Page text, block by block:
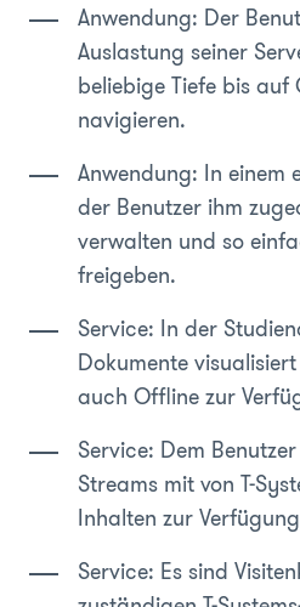
Anwendung: Der
Auslastung seiner
beliebige Tiefe bis auf
navigieren.
Anwendung: In einem
der Benutzer ihm
verwalten und so
freigeben.
Service: In der
Dokumente
auch Offline zur
Service: Dem
Streams mit von T-
Inhalten zur
Service: Es sind